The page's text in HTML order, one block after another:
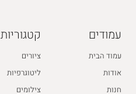
עמודים
עמוד הבית
אודות
חנות
קטגוריות
ציורים
ליטוגרפיות
צילומים